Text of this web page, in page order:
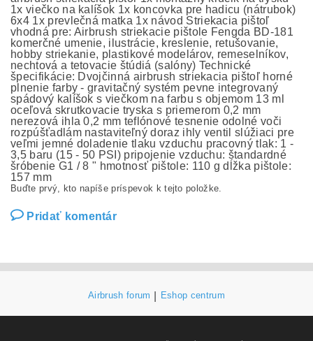
1x viečko na kalíšok 1x koncovka pre hadicu (nátrubok)
6x4 1x prevlečná matka 1x návod Striekacia pištoľ
vhodná pre: Airbrush striekacie pištole Fengda BD-181
komerčné umenie, ilustrácie, kreslenie, retušovanie,
hobby striekanie, plastikové modelárov, remeselníkov,
nechtová a tetovacie štúdiá (salóny) Technické
špecifikácie: Dvojčinná airbrush striekacia pištoľ horné
plnenie farby - gravitačný systém pevne integrovaný
spádový kalíšok s viečkom na farbu s objemom 13 ml
oceľová skrutkovacie tryska s priemerom 0,2 mm
nerezová ihla 0,2 mm teflónové tesnenie odolné voči
rozpúšťadlám nastaviteľný doraz ihly ventil slúžiaci pre
veľmi jemné doladenie tlaku vzduchu pracovný tlak: 1 -
3,5 baru (15 - 50 PSI) pripojenie vzduchu: štandardné
šróbenie G1 / 8 " hmotnosť pištole: 110 g dĺžka pištole:
157 mm
Buďte prvý, kto napíše príspevok k tejto položke.
Pridať komentár
Airbrush forum Eshop centrum